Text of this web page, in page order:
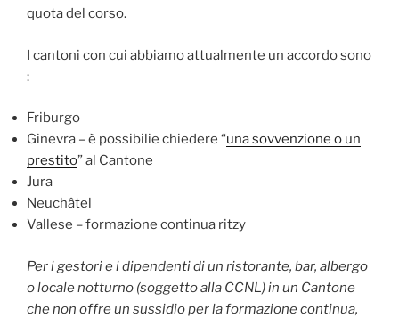
quota del corso.
I cantoni con cui abbiamo attualmente un accordo sono
:
Friburgo
Ginevra – è possibilie chiedere “una sovvenzione o un
prestito” al Cantone
Jura
Neuchâtel
Vallese – formazione continua ritzy
Per i gestori e i dipendenti di un ristorante, bar, albergo
o locale notturno (soggetto alla CCNL) in un Cantone
che non offre un sussidio per la formazione continua,